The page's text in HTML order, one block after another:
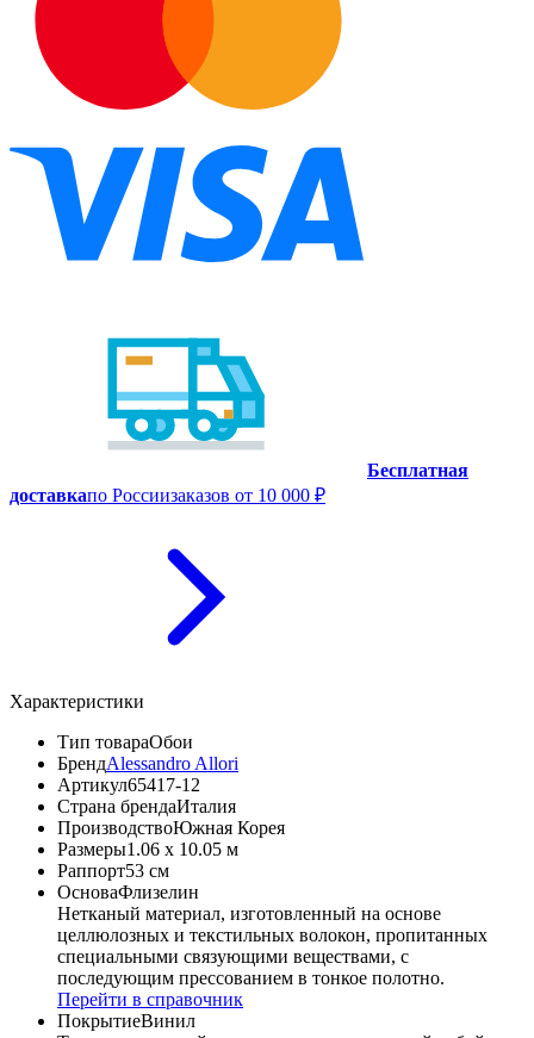
Бесплатная
доставкапо Россиизаказов от 10 000 ₽
Характеристики
Тип товараОбои
БрендAlessandro Allori
Артикул65417-12
Страна брендаИталия
ПроизводствоЮжная Корея
Размеры1.06 x 10.05 м
Раппорт53 см
ОсноваФлизелин
Нетканый материал, изготовленный на основе
целлюлозных и текстильных волокон, пропитанных
специальными связующими веществами, с
последующим прессованием в тонкое полотно.
Перейти в справочник
ПокрытиеВинил